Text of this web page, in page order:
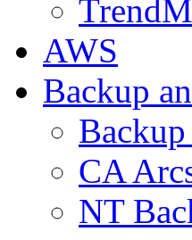
AWS
Backup
CA
NT